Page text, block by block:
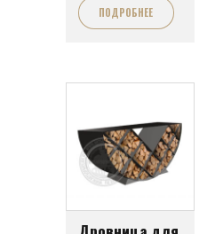
ПОДРОБНЕЕ